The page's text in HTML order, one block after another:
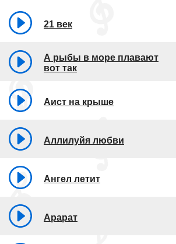
21 век
А рыбы в море плавают
вот так
Аист на крыше
Аллилуйя любви
Ангел летит
Арарат